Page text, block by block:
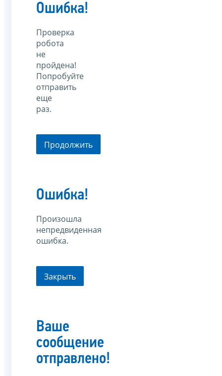
Ошибка!
Проверка
робота
не
пройдена!
Попробуйте
отправить
еще
раз.
Продолжить
Ошибка!
Произошла
непредвиденная
ошибка.
Закрыть
Ваше
сообщение
отправлено!